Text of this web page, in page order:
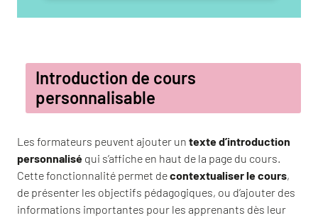
Introduction de cours
personnalisable
Les formateurs peuvent ajouter un texte d’introduction
personnalisé qui s’affiche en haut de la page du cours.
Cette fonctionnalité permet decontextualiser le cours,
de présenter les objectifs pédagogiques, ou d’ajouter des
informations importantes pour les apprenants dès leur